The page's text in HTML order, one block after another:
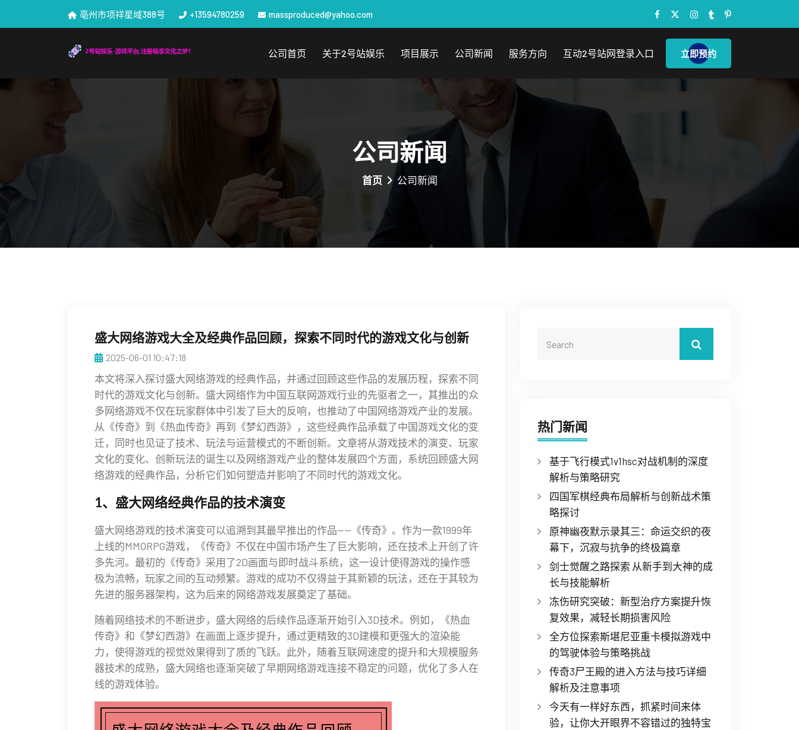
亳州市项祥星域388号 +13594780259 massproduced@yahoo.com
公司首页 关于2号站娱乐 项目展示 公司新闻 服务方向 互动2号站网登录入口 立即预约
公司新闻
首页 公司新闻
盛大网络游戏大全及经典作品回顾，探索不同时代的游戏文化与创新
2025-06-01 10:47:18
本文将深入探讨盛大网络游戏的经典作品，并通过回顾这些作品的发展历程，探索不同
时代的游戏文化与创新。盛大网络作为中国互联网游戏行业的先驱者之一，其推出的众
多网络游戏不仅在玩家群体中引发了巨大的反响，也推动了中国网络游戏产业的发展。
从《传奇》到《热血传奇》再到《梦幻西游》，这些经典作品承载了中国游戏文化的变
迁，同时也见证了技术、玩法与运营模式的不断创新。文章将从游戏技术的演变、玩家
文化的变化、创新玩法的诞生以及网络游戏产业的整体发展四个方面，系统回顾盛大网
络游戏的经典作品，分析它们如何塑造并影响了不同时代的游戏文化。
1、盛大网络经典作品的技术演变
盛大网络游戏的技术演变可以追溯到其最早推出的作品——《传奇》。作为一款1999年
上线的MMORPG游戏，《传奇》不仅在中国市场产生了巨大影响，还在技术上开创了许
多先河。最初的《传奇》采用了2D画面与即时战斗系统，这一设计使得游戏的操作感
极为流畅，玩家之间的互动频繁。游戏的成功不仅得益于其新颖的玩法，还在于其较为
先进的服务器架构，这为后来的网络游戏发展奠定了基础。
随着网络技术的不断进步，盛大网络的后续作品逐渐开始引入3D技术。例如，《热血
传奇》和《梦幻西游》在画面上逐步提升，通过更精致的3D建模和更强大的渲染能
力，使得游戏的视觉效果得到了质的飞跃。此外，随着互联网速度的提升和大规模服务
器技术的成熟，盛大网络也逐渐突破了早期网络游戏连接不稳定的问题，优化了多人在
线的游戏体验。
热门新闻
基于飞行模式1v1hsc对战机制的深度
解析与策略研究
四国军棋经典布局解析与创新战术策
略探讨
原神幽夜默示录其三：命运交织的夜
幕下，沉寂与抗争的终极篇章
剑士觉醒之路探索 从新手到大神的成
长与技能解析
冻伤研究突破：新型治疗方案提升恢
复效果，减轻长期损害风险
全方位探索斯堪尼亚重卡模拟游戏中
的驾驶体验与策略挑战
传奇3尸王殿的进入方法与技巧详细
解析及注意事项
今天有一样好东西，抓紧时间来体
验，让你大开眼界不容错过的独特宝